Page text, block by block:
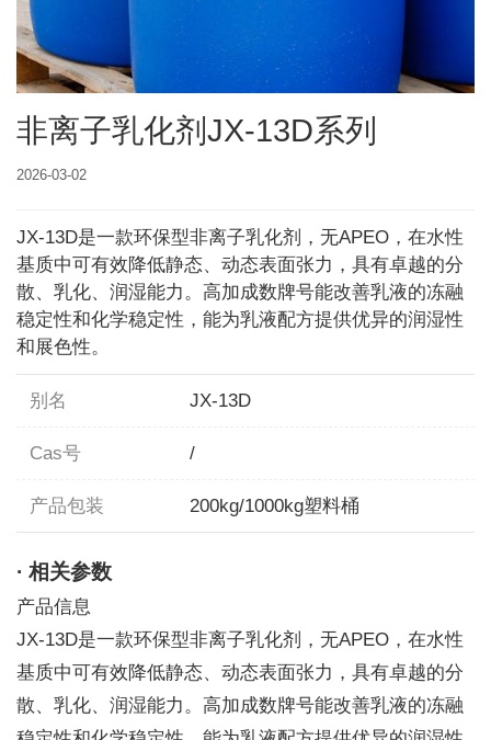
非离子乳化剂JX-13D系列
2026-03-02
JX-13D是一款环保型非离子乳化剂，无APEO，在水性
基质中可有效降低静态、动态表面张力，具有卓越的分
散、乳化、润湿能力。高加成数牌号能改善乳液的冻融
稳定性和化学稳定性，能为乳液配方提供优异的润湿性
和展色性。
别名 JX-13D
Cas号 /
产品包装 200kg/1000kg塑料桶
· 相关参数
产品信息
JX-13D是一款环保型非离子乳化剂，无APEO，在水性
基质中可有效降低静态、动态表面张力，具有卓越的分
散、乳化、润湿能力。高加成数牌号能改善乳液的冻融